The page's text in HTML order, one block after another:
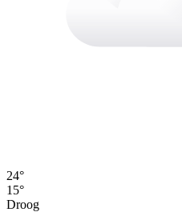
24°
15°
Droog